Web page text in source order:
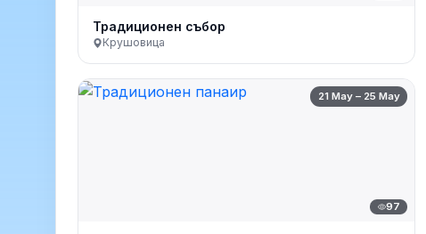
Традиционен събор
Крушовица
21 May – 25 May
97